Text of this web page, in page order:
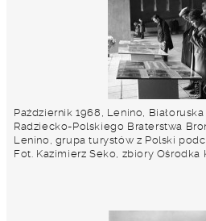
Październik 1968, Lenino, Białoruska
Radziecko-Polskiego Braterstwa
Lenino, grupa turystów z Polski
Fot. Kazimierz Seko, zbiory Ośrodka